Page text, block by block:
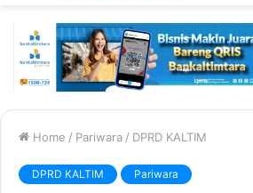
Home / Pariwara / DPRD KALTIM
DPRD KALTIM Pariwara